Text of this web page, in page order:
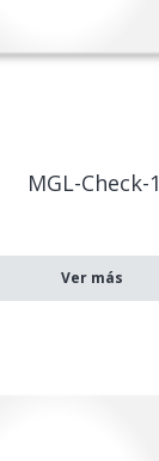
MGL-Check-1
Ver más